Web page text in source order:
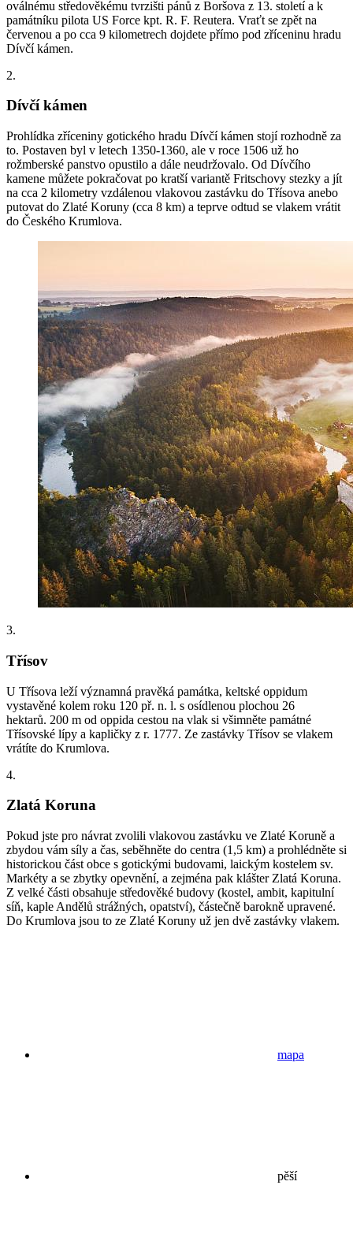
oválnému středověkému tvrzišti pánů z Boršova z 13. století a k
památníku pilota US Force kpt. R. F. Reutera. Vraťt se zpět na
červenou a po cca 9 kilometrech dojdete přímo pod zříceninu hradu
Dívčí kámen.
2.
Dívčí kámen
Prohlídka zříceniny gotického hradu Dívčí kámen stojí rozhodně za
to. Postaven byl v letech 1350-1360, ale v roce 1506 už ho
rožmberské panstvo opustilo a dále neudržovalo. Od Dívčího
kamene můžete pokračovat po kratší variantě Fritschovy stezky a jít
na cca 2 kilometry vzdálenou vlakovou zastávku do Třísova anebo
putovat do Zlaté Koruny (cca 8 km) a teprve odtud se vlakem vrátit
do Českého Krumlova.
3.
Třísov
U Třísova leží významná pravěká památka, keltské oppidum
vystavěné kolem roku 120 př. n. l. s osídlenou plochou 26
hektarů. 200 m od oppida cestou na vlak si všimněte památné
Třísovské lípy a kapličky z r. 1777. Ze zastávky Třísov se vlakem
vrátíte do Krumlova.
4.
Zlatá Koruna
Pokud jste pro návrat zvolili vlakovou zastávku ve Zlaté Koruně a
zbydou vám síly a čas, seběhněte do centra (1,5 km) a prohlédněte si
historickou část obce s gotickými budovami, laickým kostelem sv.
Markéty a se zbytky opevnění, a zejména pak klášter Zlatá Koruna.
Z velké části obsahuje středověké budovy (kostel, ambit, kapitulní
síň, kaple Andělů strážných, opatství), částečně barokně upravené.
Do Krumlova jsou to ze Zlaté Koruny už jen dvě zastávky vlakem.
mapa
pěší